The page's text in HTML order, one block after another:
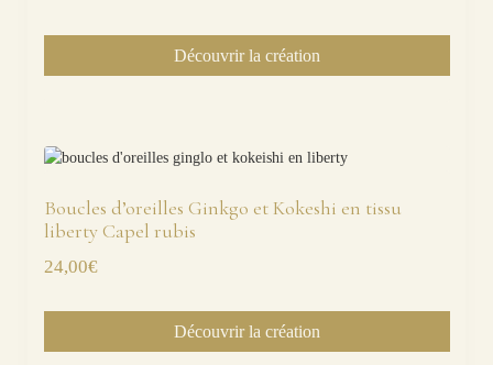
Découvrir la création
Boucles d’oreilles Ginkgo et Kokeshi en tissu
liberty Capel rubis
24,00€
Découvrir la création